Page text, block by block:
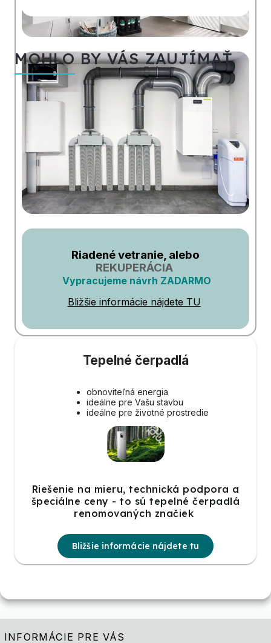
MOHLO BY VÁS ZAUJÍMAŤ
Riadené vetranie, alebo
REKUPERÁCIA
Vypracujeme návrh ZADARMO
Bližšie informácie nájdete TU
Tepelné čerpadlá
obnoviteľná energia
ideálne pre Vašu stavbu
ideálne pre životné prostredie
Riešenie na mieru, technická podpora a
špeciálne ceny - to sú tepelné čerpadlá
renomovaných značiek
Bližšie informácie nájdete tu
INFORMÁCIE PRE VÁS